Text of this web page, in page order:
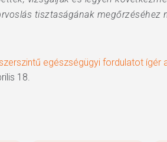
tisztaságának
egészségügyi fordulatot
18.